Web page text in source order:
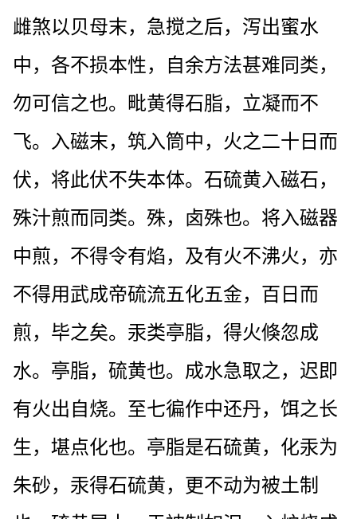
雌煞以贝母末，急搅之后，泻出蜜水
中，各不损本性，自余方法甚难同类，
勿可信之也。毗黄得石脂，立凝而不
飞。入磁末，筑入筒中，火之二十日而
伏，将此伏不失本体。石硫黄入磁石，
殊汁煎而同类。殊，卤殊也。将入磁器
中煎，不得令有焰，及有火不沸火，亦
不得用武成帝硫流五化五金，百日而
煎，毕之矣。汞类亭脂，得火倏忽成
水。亭脂，硫黄也。成水急取之，迟即
有火出自烧。至七徧作中还丹，饵之长
生，堪点化也。亭脂是石硫黄，化汞为
朱砂，汞得石硫黄，更不动为被土制